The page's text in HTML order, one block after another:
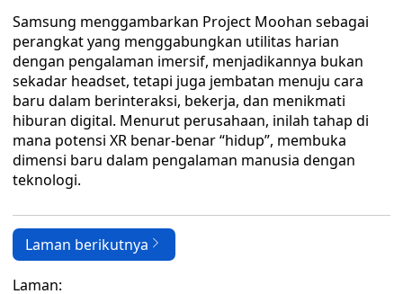
Samsung menggambarkan Project Moohan sebagai
perangkat yang menggabungkan utilitas harian
dengan pengalaman imersif, menjadikannya bukan
sekadar headset, tetapi juga jembatan menuju cara
baru dalam berinteraksi, bekerja, dan menikmati
hiburan digital. Menurut perusahaan, inilah tahap di
mana potensi XR benar-benar “hidup”, membuka
dimensi baru dalam pengalaman manusia dengan
teknologi.
Laman berikutnya
Laman: